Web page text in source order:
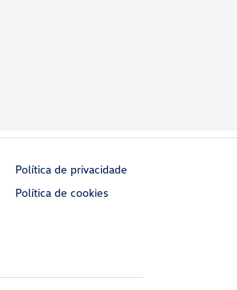
Política de privacidade
Política de cookies